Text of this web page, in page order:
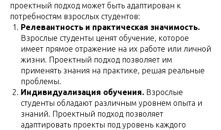
проектный подход может быть адаптирован к
потребностям взрослых студентов:
Релевантность и практическая значимость.
Взрослые студенты ценят обучение, которое
имеет прямое отражение на их работе или личной
жизни. Проектный подход позволяет им
применять знания на практике, решая реальные
проблемы.
Индивидуализация обучения. Взрослые
студенты обладают различным уровнем опыта и
знаний. Проектный подход позволяет
адаптировать проекты под уровень каждого